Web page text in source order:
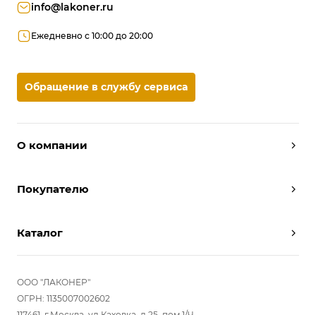
О компании
Условия работы
Отзывы
Вопрос-ответ
Покупателю
Вызвать дизайнера
Реализованные проекты
Комплектуем шкаф-купе
Каталог
Шкафы
Прихожие
Гостиные
ООО "ЛАКОНЕР"
ОГРН: 1135007002602
info@lakoner.ru
Ежедневно с 10:00 до 20:00
Обращение в службу сервиса